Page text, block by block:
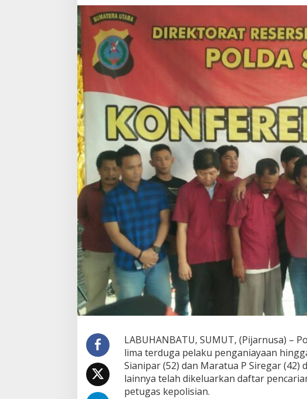
LABUHANBATU, SUMUT, (Pijarnusa) –
lima terduga pelaku penganiayaan
Sianipar (52) dan Maratua P Siregar (42)
lainnya telah dikeluarkan daftar
petugas kepolisian.